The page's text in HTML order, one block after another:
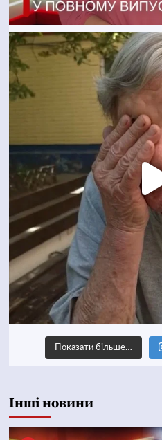
Показати більше…
Інші новини